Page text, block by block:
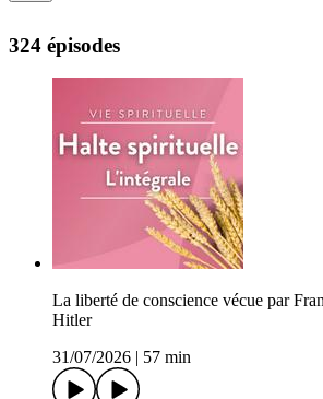
324 épisodes
La liberté de conscience vécue par
Hitler
31/07/2026
57 min